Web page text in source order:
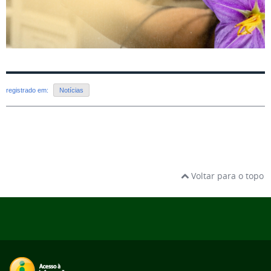
registrado em: Notícias
Voltar para o topo